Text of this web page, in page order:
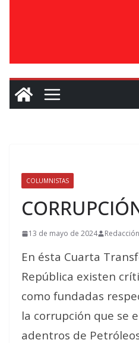
COLUMNISTAS
13 de mayo de 2024 Redacción
En ésta Cuarta
República existen
como fundadas
la corrupción que se
adentros de